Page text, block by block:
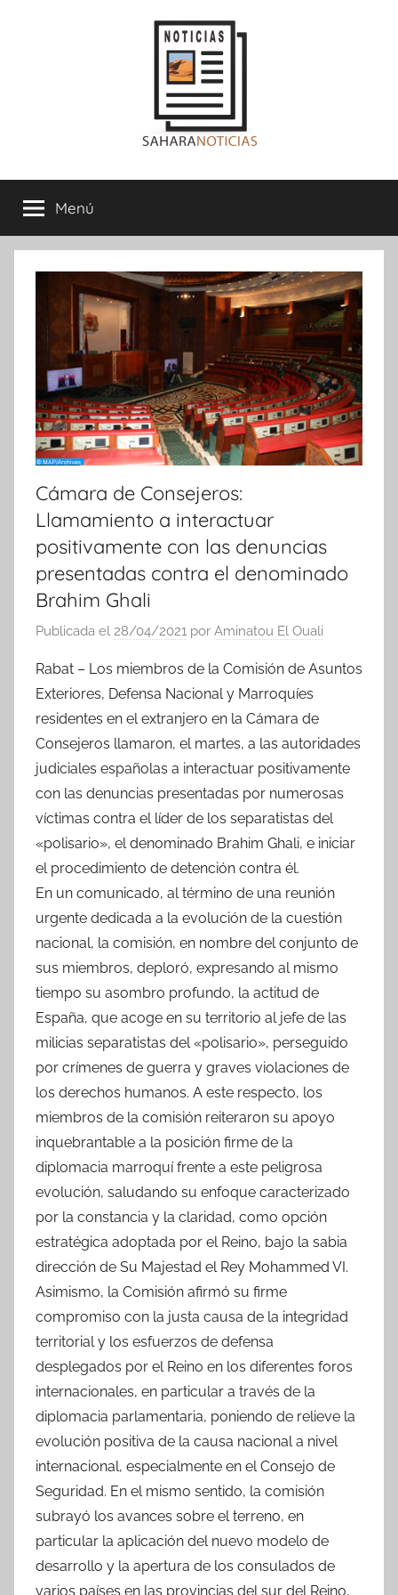
Sahara
Noticias
Menú
Cámara de Consejeros:
Llamamiento a interactuar
positivamente con las denuncias
presentadas contra el denominado
Brahim Ghali
Publicada el 28/04/2021 por Aminatou El Ouali
Rabat – Los miembros de la Comisión de Asuntos
Exteriores, Defensa Nacional y Marroquíes
residentes en el extranjero en la Cámara de
Consejeros llamaron, el martes, a las autoridades
judiciales españolas a interactuar positivamente
con las denuncias presentadas por numerosas
víctimas contra el líder de los separatistas del
«polisario», el denominado Brahim Ghali, e iniciar
el procedimiento de detención contra él.
En un comunicado, al término de una reunión
urgente dedicada a la evolución de la cuestión
nacional, la comisión, en nombre del conjunto de
sus miembros, deploró, expresando al mismo
tiempo su asombro profundo, la actitud de
España, que acoge en su territorio al jefe de las
milicias separatistas del «polisario», perseguido
por crímenes de guerra y graves violaciones de
los derechos humanos. A este respecto, los
miembros de la comisión reiteraron su apoyo
inquebrantable a la posición firme de la
diplomacia marroquí frente a este peligrosa
evolución, saludando su enfoque caracterizado
por la constancia y la claridad, como opción
estratégica adoptada por el Reino, bajo la sabia
dirección de Su Majestad el Rey Mohammed VI.
Asimismo, la Comisión afirmó su firme
compromiso con la justa causa de la integridad
territorial y los esfuerzos de defensa
desplegados por el Reino en los diferentes foros
internacionales, en particular a través de la
diplomacia parlamentaria, poniendo de relieve la
evolución positiva de la causa nacional a nivel
internacional, especialmente en el Consejo de
Seguridad. En el mismo sentido, la comisión
subrayó los avances sobre el terreno, en
particular la aplicación del nuevo modelo de
desarrollo y la apertura de los consulados de
varios países en las provincias del sur del Reino,